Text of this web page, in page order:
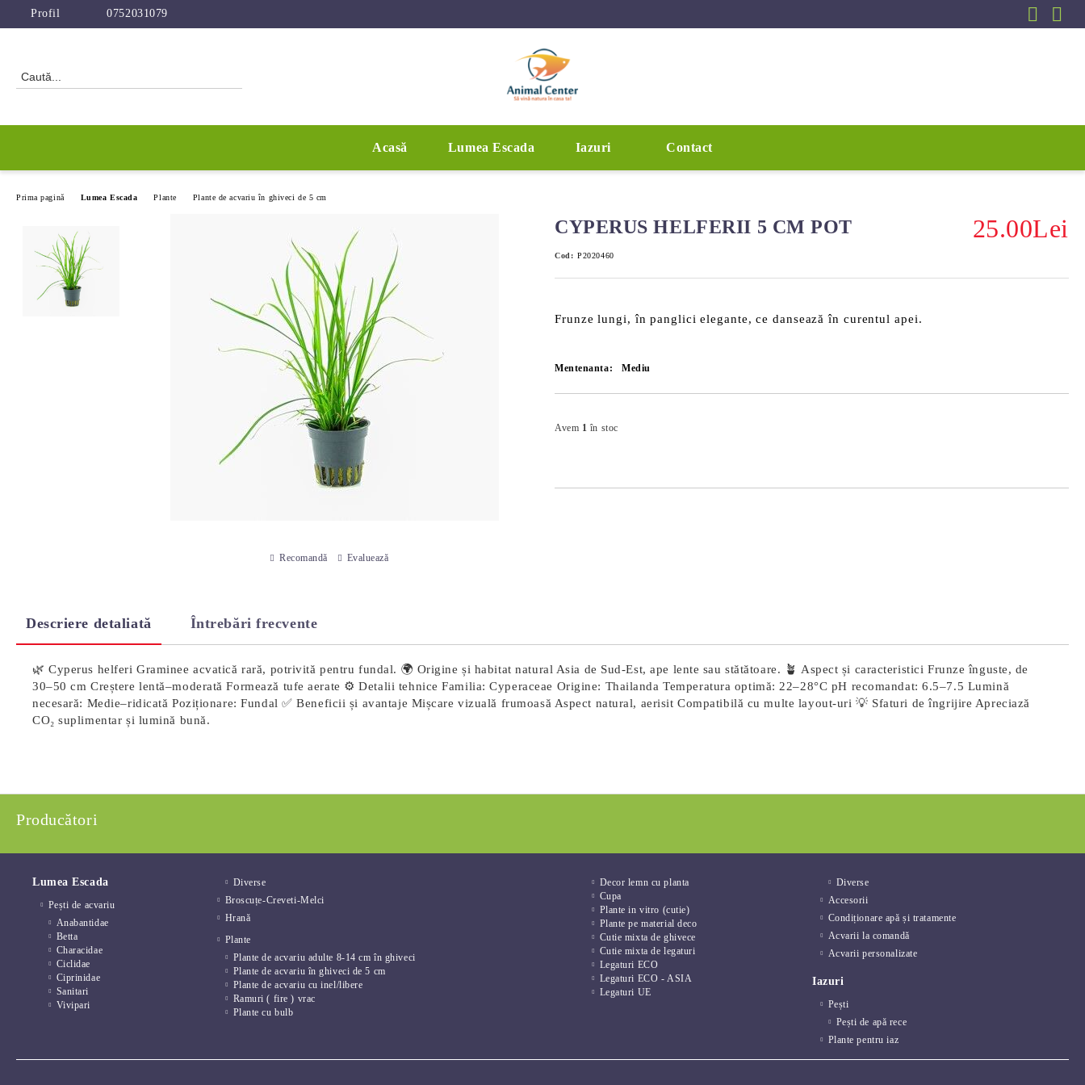
Profil 0752031079
Acasă Lumea Escada Iazuri Contact
Prima pagină Lumea Escada Plante Plante de acvariu în ghiveci de 5 cm
CYPERUS HELFERII 5 CM POT 25.00Lei
Cod: P2020460
Frunze lungi, în panglici elegante, ce dansează în curentul apei.
Mentenanta: Mediu
Avem 1 în stoc
Recomandă Evaluează
Descriere detaliată Întrebări frecvente
🌿 Cyperus helferi Graminee acvatică rară, potrivită pentru fundal. 🌍 Origine și habitat natural Asia de Sud-Est, ape lente sau stătătoare. 🪴 Aspect și caracteristici Frunze înguste, de
30–50 cm Creștere lentă–moderată Formează tufe aerate ⚙️ Detalii tehnice Familia: Cyperaceae Origine: Thailanda Temperatura optimă: 22–28°C pH recomandat: 6.5–7.5 Lumină
necesară: Medie–ridicată Poziționare: Fundal ✅ Beneficii și avantaje Mișcare vizuală frumoasă Aspect natural, aerisit Compatibilă cu multe layout-uri 💡 Sfaturi de îngrijire Apreciază
CO₂ suplimentar și lumină bună.
Producători
Lumea Escada
Pești de acvariu
Anabantidae
Betta
Characidae
Ciclidae
Ciprinidae
Sanitari
Vivipari
Diverse
Broscuțe-Creveti-Melci
Hrană
Plante
Plante de acvariu adulte 8-14 cm în ghiveci
Plante de acvariu în ghiveci de 5 cm
Plante de acvariu cu inel/libere
Ramuri ( fire ) vrac
Plante cu bulb
Decor lemn cu planta
Cupa
Plante in vitro (cutie)
Plante pe material deco
Cutie mixta de ghivece
Cutie mixta de legaturi
Legaturi ECO
Legaturi ECO - ASIA
Legaturi UE
Diverse
Accesorii
Condiționare apă și tratamente
Acvarii la comandă
Acvarii personalizate
Iazuri
Pești
Pești de apă rece
Plante pentru iaz